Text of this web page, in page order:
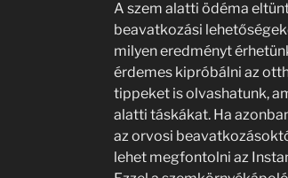
A szem alatti ödéma
beavatkozási
milyen eredményt
érdemes kipróbálni az
tippeket is olvashatunk,
alatti táskákat. Ha
az orvosi
lehet megfontolni az